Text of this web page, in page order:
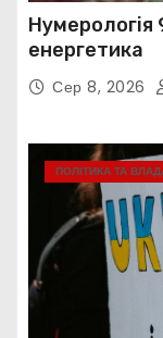
Нумерологія
енергетика
Сер 8, 2026
ПОЛІТИКА ТА